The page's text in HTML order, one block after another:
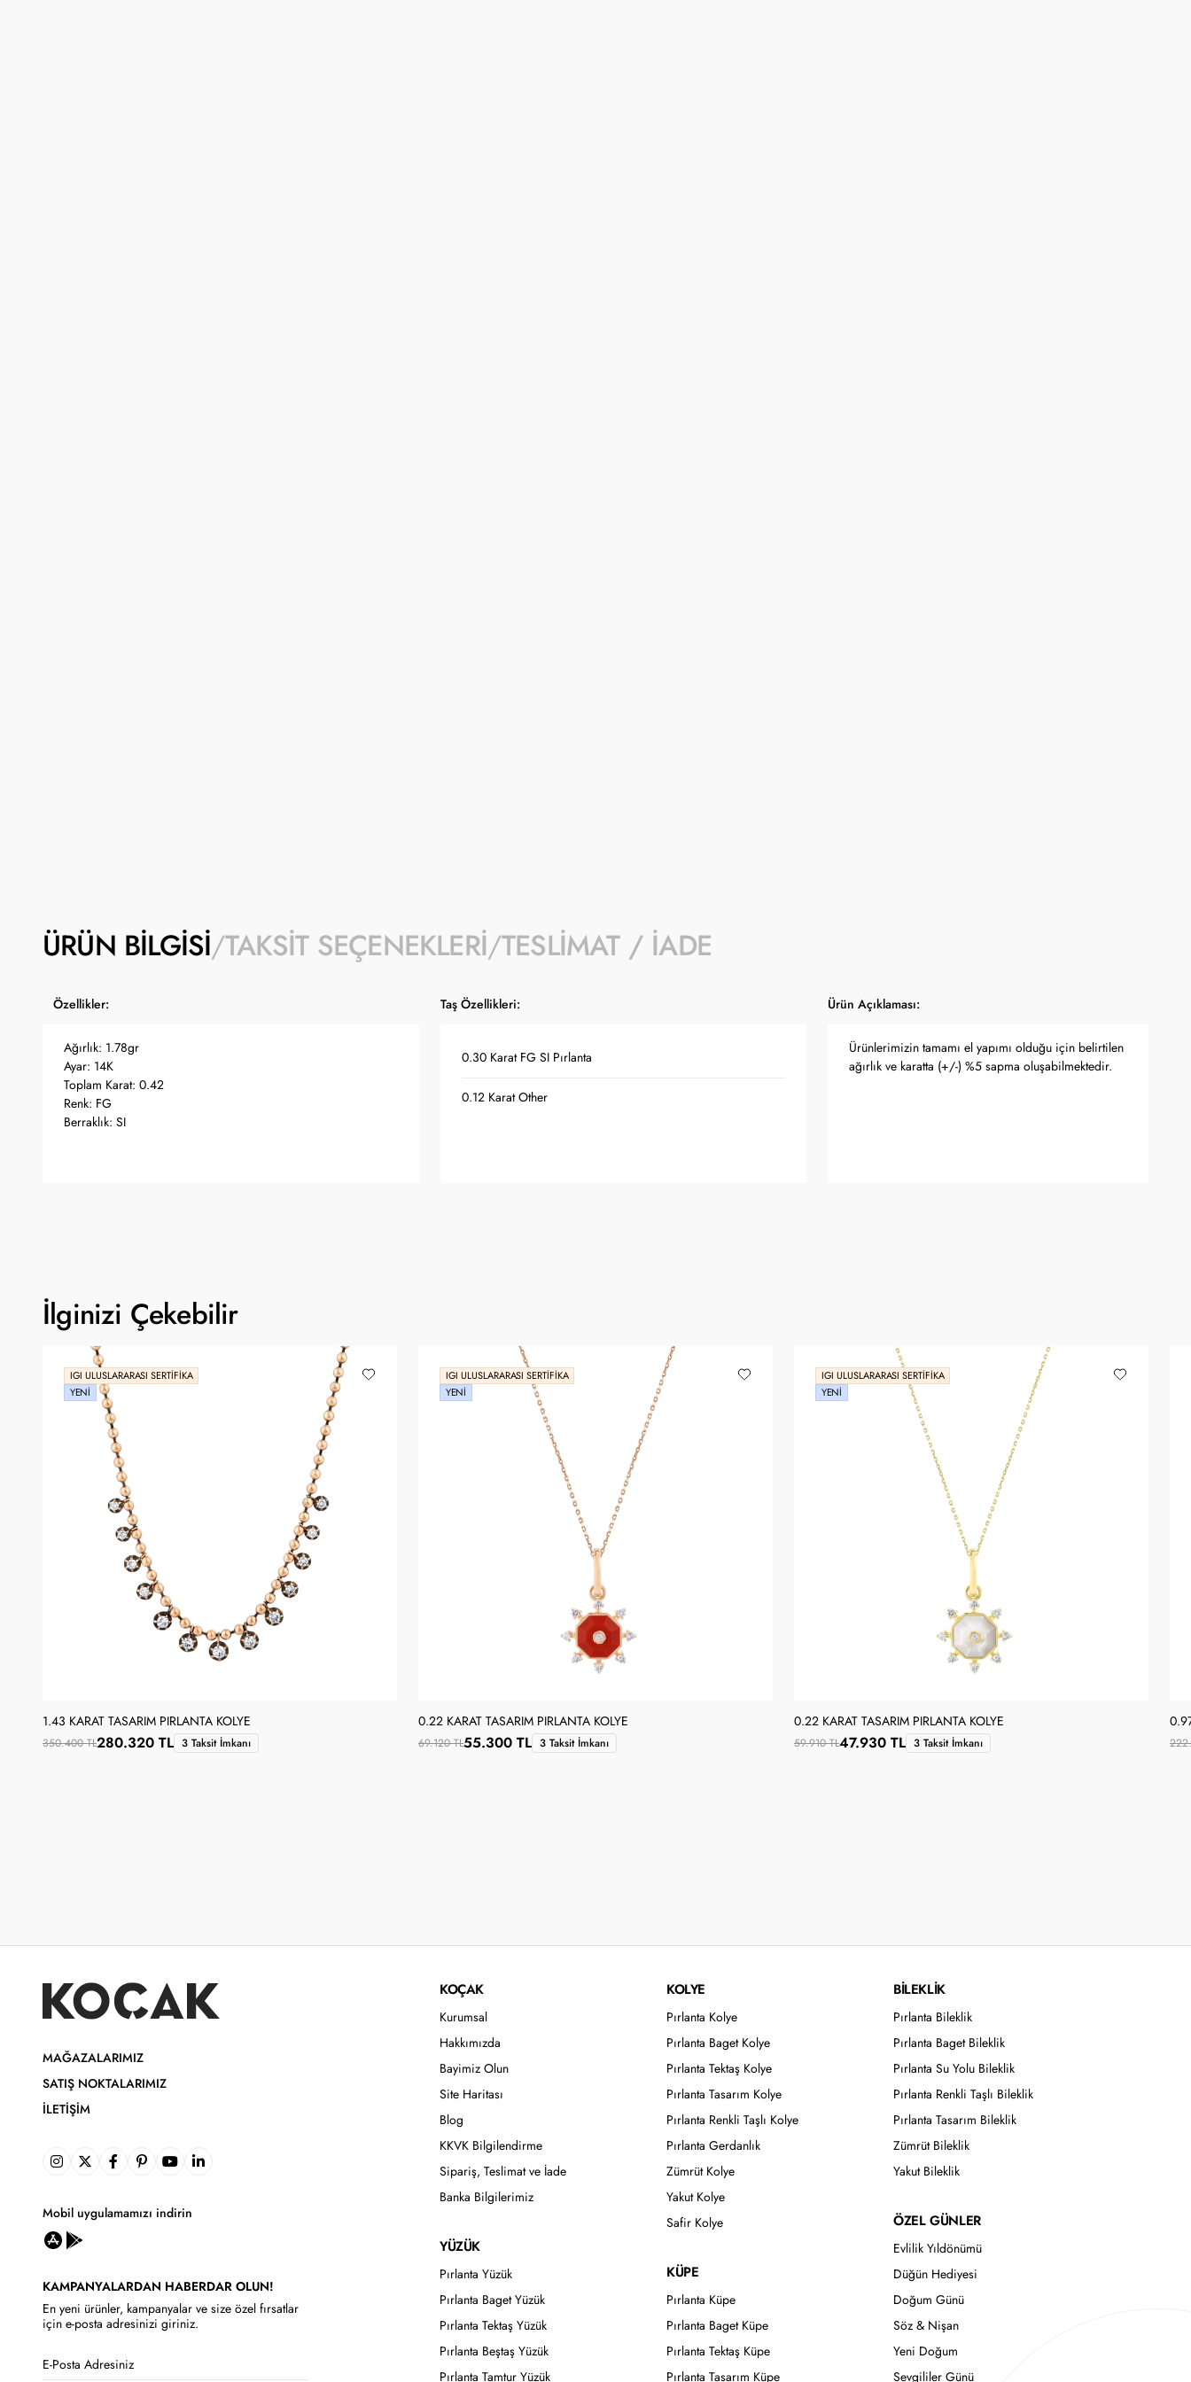
ÜRÜN BILGISI TAKSIT SEÇENEKLERI TESLIMAT / İADE
Özellikler: Taş Özellikleri: Ürün Açıklaması:
Ağırlık: 1.78gr
Ayar: 14K
Toplam Karat: 0.42
Renk: FG
Berraklık: SI
0.30 Karat FG SI Pırlanta
0.12 Karat Other
Ürünlerimizin tamamı el yapımı olduğu için belirtilen
ağırlık ve karatta (+/-) %5 sapma oluşabilmektedir.
İlginizi Çekebilir
IGI ULUSLARARASI SERTIFIKA
YENI
1.43 KARAT TASARIM PIRLANTA KOLYE
350.400 TL280.320 TL 3 Taksit İmkanı
IGI ULUSLARARASI SERTIFIKA
YENI
0.22 KARAT TASARIM PIRLANTA KOLYE
69.120 TL55.300 TL 3 Taksit İmkanı
IGI ULUSLARARASI SERTIFIKA
YENI
0.22 KARAT TASARIM PIRLANTA KOLYE
59.910 TL47.930 TL 3 Taksit İmkanı
MAĞAZALARIMIZ
SATIŞ NOKTALARIMIZ
İLETIŞIM
Mobil uygulamamızı indirin
KAMPANYALARDAN HABERDAR OLUN!
En yeni ürünler, kampanyalar ve size özel fırsatlar
için e-posta adresinizi giriniz.
KOÇAK
Kurumsal
Hakkımızda
Bayimiz Olun
Site Haritası
Blog
KKVK Bilgilendirme
Sipariş, Teslimat ve İade
Banka Bilgilerimiz
YÜZÜK
Pırlanta Yüzük
Pırlanta Baget Yüzük
Pırlanta Tektaş Yüzük
Pırlanta Beştaş Yüzük
Pırlanta Tamtur Yüzük
KOLYE
Pırlanta Kolye
Pırlanta Baget Kolye
Pırlanta Tektaş Kolye
Pırlanta Tasarım Kolye
Pırlanta Renkli Taşlı Kolye
Pırlanta Gerdanlık
Zümrüt Kolye
Yakut Kolye
Safir Kolye
KÜPE
Pırlanta Küpe
Pırlanta Baget Küpe
Pırlanta Tektaş Küpe
Pırlanta Tasarım Küpe
BİLEKLİK
Pırlanta Bileklik
Pırlanta Baget Bileklik
Pırlanta Su Yolu Bileklik
Pırlanta Renkli Taşlı Bileklik
Pırlanta Tasarım Bileklik
Zümrüt Bileklik
Yakut Bileklik
ÖZEL GÜNLER
Evlilik Yıldönümü
Düğün Hediyesi
Doğum Günü
Söz & Nişan
Yeni Doğum
Sevgililer Günü